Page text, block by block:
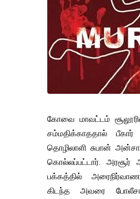
கோவை மாவட்டம்
சம்மதிக்காததால்
தொழிலாளி சுபான்
கொல்லப்பட்டார். அரசூர்
பக்கத்தில்
கிடந்த அவரை